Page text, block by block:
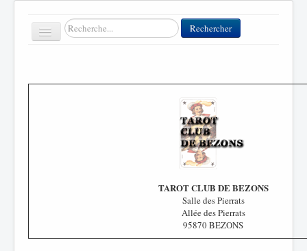
Toggle
Rechercher Rechercher
TAROT CLUB DE BEZONS
Salle des Pierrats
Allée des Pierrats
95870 BEZONS